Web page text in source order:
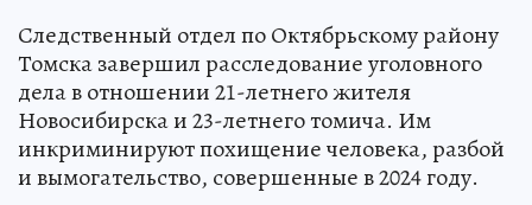
Следственный отдел по Октябрьскому району
Томска завершил расследование уголовного
дела в отношении 21-летнего жителя
Новосибирска и 23-летнего томича. Им
инкриминируют похищение человека, разбой
и вымогательство, совершенные в 2024 году.